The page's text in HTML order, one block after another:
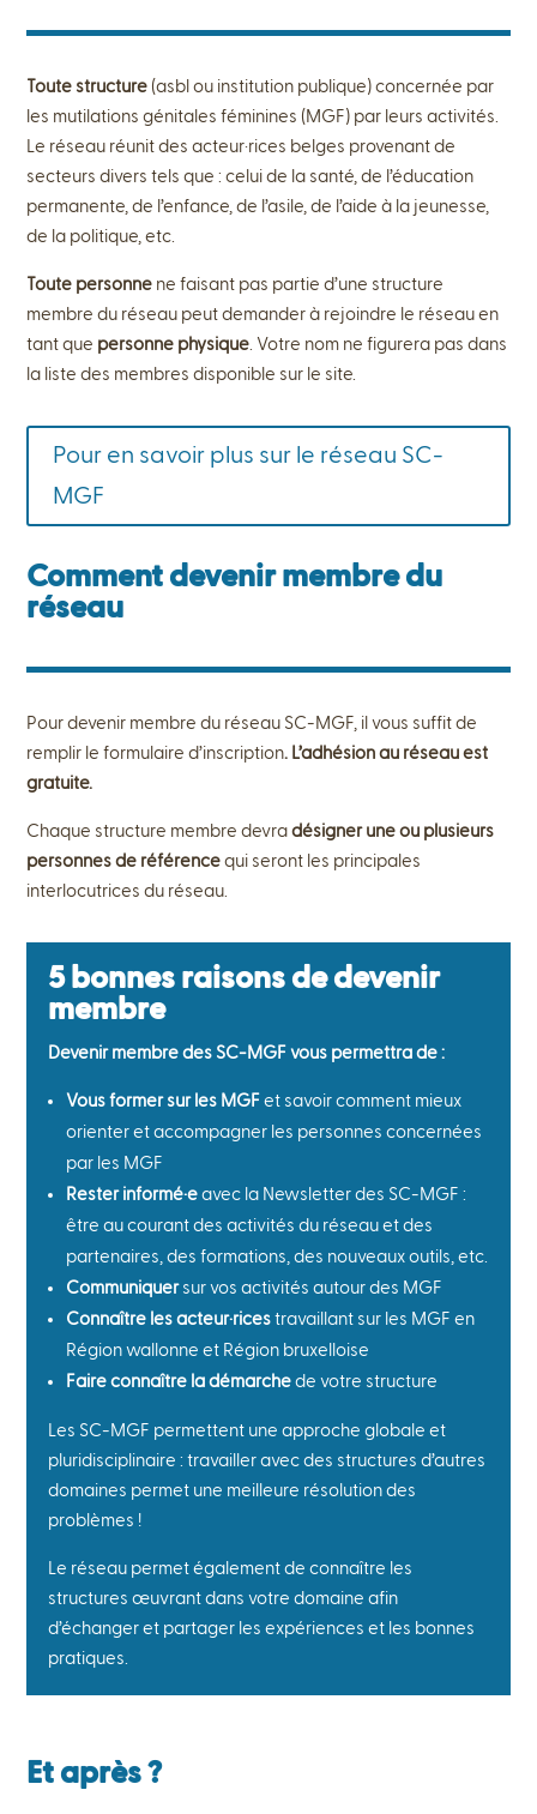
Toute structure (asbl ou institution publique) concernée par
les mutilations génitales féminines (MGF) par leurs activités.
Le réseau réunit des acteur·rices belges provenant de
secteurs divers tels que : celui de la santé, de l’éducation
permanente, de l’enfance, de l’asile, de l’aide à la jeunesse,
de la politique, etc.
Toute personne ne faisant pas partie d’une structure
membre du réseau peut demander à rejoindre le réseau en
tant que personne physique. Votre nom ne figurera pas dans
la liste des membres disponible sur le site.
Pour en savoir plus sur le réseau SC-
MGF
Comment devenir membre du
réseau
Pour devenir membre du réseau SC-MGF, il vous suffit de
remplir le formulaire d’inscription. L’adhésion au réseau est
gratuite.
Chaque structure membre devradésigner une ou plusieurs
personnes de référence qui seront les principales
interlocutrices du réseau.
5 bonnes raisons de devenir
membre
Devenir membre des SC-MGF vous permettra de :
Vous former sur les MGF et savoir comment mieux
orienter et accompagner les personnes concernées
par les MGF
Rester informé·e avec la Newsletter des SC-MGF :
être au courant des activités du réseau et des
partenaires, des formations, des nouveaux outils, etc.
Communiquer sur vos activités autour des MGF
Connaître les acteur·rices travaillant sur les MGF en
Région wallonne et Région bruxelloise
Faire connaître la démarche de votre structure
Les SC-MGF permettent une approche globale et
pluridisciplinaire : travailler avec des structures d’autres
domaines permet une meilleure résolution des
problèmes !
Le réseau permet également de connaître les
structures œuvrant dans votre domaine afin
d’échanger et partager les expériences et les bonnes
pratiques.
Et après ?